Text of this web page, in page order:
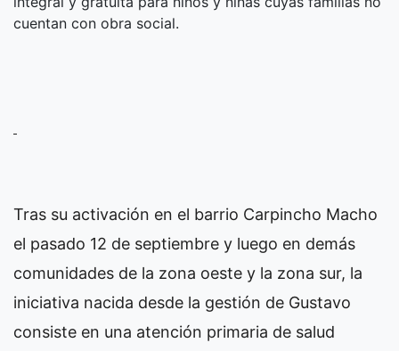
cuentan con obra social.
Tras su activación en el barrio Carpincho Macho
el pasado 12 de septiembre y luego en demás
comunidades de la zona oeste y la zona sur, la
iniciativa nacida desde la gestión de Gustavo
consiste en una atención primaria de salud